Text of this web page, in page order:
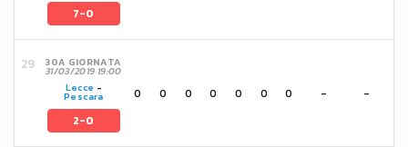
7-0
30A GIORNATA
31/03/2019 19:00
Lecce -
Pescara
2-0
0 0 0 0 0 0 0 - -